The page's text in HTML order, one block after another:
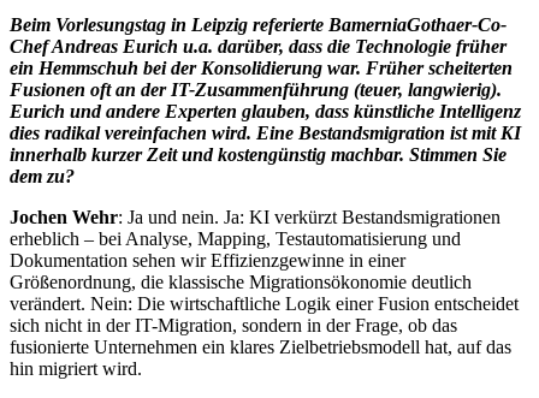
Beim Vorlesungstag in Leipzig referierte BamerniaGothaer-Co-
Chef Andreas Eurich u.a. darüber, dass die Technologie früher
ein Hemmschuh bei der Konsolidierung war. Früher scheiterten
Fusionen oft an der IT-Zusammenführung (teuer, langwierig).
Eurich und andere Experten glauben, dass künstliche Intelligenz
dies radikal vereinfachen wird. Eine Bestandsmigration ist mit KI
innerhalb kurzer Zeit und kostengünstig machbar. Stimmen Sie
dem zu?
Jochen Wehr: Ja und nein. Ja: KI verkürzt Bestandsmigrationen
erheblich – bei Analyse, Mapping, Testautomatisierung und
Dokumentation sehen wir Effizienzgewinne in einer
Größenordnung, die klassische Migrationsökonomie deutlich
verändert. Nein: Die wirtschaftliche Logik einer Fusion entscheidet
sich nicht in der IT-Migration, sondern in der Frage, ob das
fusionierte Unternehmen ein klares Zielbetriebsmodell hat, auf das
hin migriert wird.